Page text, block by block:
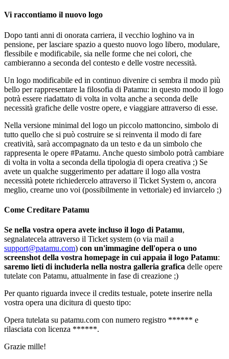
Vi raccontiamo il nuovo logo
Dopo tanti anni di onorata carriera, il vecchio loghino va in
pensione, per lasciare spazio a questo nuovo logo libero, modulare,
flessibile e modificabile, sia nelle forme che nei colori, che
cambieranno a seconda del contesto e delle vostre necessità.
Un logo modificabile ed in continuo divenire ci sembra il modo più
bello per rappresentare la filosofia di Patamu: in questo modo il logo
potrà essere riadattato di volta in volta anche a seconda delle
necessità grafiche delle vostre opere, e viaggiare attraverso di esse.
Nella versione minimal del logo un piccolo mattoncino, simbolo di
tutto quello che si può costruire se si reinventa il modo di fare
creatività, sarà accompagnato da un testo e da un simbolo che
rappresenta le opere #Patamu. Anche questo simbolo potrà cambiare
di volta in volta a seconda della tipologia di opera creativa ;) Se
avete un qualche suggerimento per adattare il logo alla vostra
necessità potete richiedercelo attraverso il Ticket System o, ancora
meglio, crearne uno voi (possibilmente in vettoriale) ed inviarcelo ;)
Come Creditare Patamu
Se nella vostra opera avete incluso il logo di Patamu,
segnalatecela attraverso il Ticket system (o via mail a
support@patamu.com) con un'immagine dell'opera o uno
screenshot della vostra homepage in cui appaia il logo Patamu:
saremo lieti di includerla nella nostra galleria grafica delle opere
tutelate con Patamu, attualmente in fase di creazione ;)
Per quanto riguarda invece il credits testuale, potete inserire nella
vostra opera una dicitura di questo tipo:
Opera tutelata su patamu.com con numero registro ****** e
rilasciata con licenza ******.
Grazie mille!